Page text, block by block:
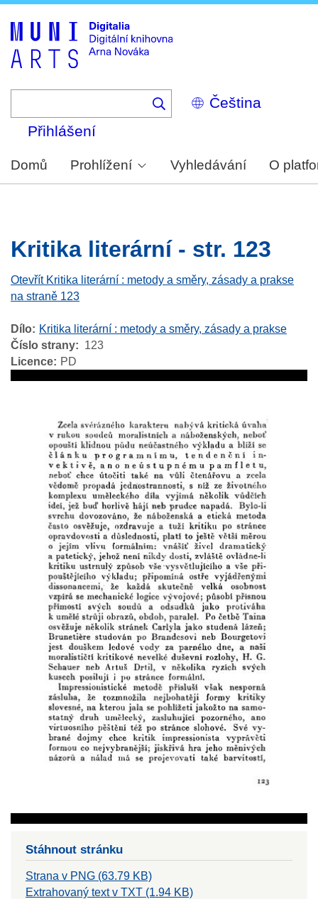
Select
your
Přihlášení
Domů Prohlížení Vyhledávání O
Kritika literární - str. 123
Otevřít Kritika literární : metody a směry, zásady a prakse
na straně 123
Dílo
Kritika literární : metody a směry, zásady a prakse
Číslo strany
123
Licence
PD
Stáhnout stránku
Strana v PNG (63.79 KB)
Extrahovaný text v TXT (1.94 KB)